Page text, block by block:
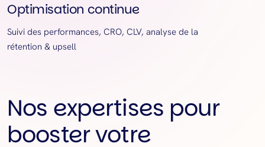
Optimisation continue
Suivi des performances, CRO, CLV, analyse de la
rétention & upsell
Nos expertises pour
booster votre